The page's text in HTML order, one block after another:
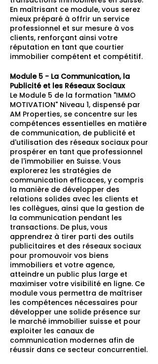
En maîtrisant ce module, vous serez
mieux préparé à offrir un service
professionnel et sur mesure à vos
clients, renforçant ainsi votre
réputation en tant que courtier
immobilier compétent et compétitif.
Module 5 - La Communication, la
Publicité et les Réseaux Sociaux
Le Module 5 de la formation "IMMO
MOTIVATION" Niveau 1, dispensé par
AM Properties, se concentre sur les
compétences essentielles en matière
de communication, de publicité et
d'utilisation des réseaux sociaux pour
prospérer en tant que professionnel
de l'immobilier en Suisse. Vous
explorerez les stratégies de
communication efficaces, y compris
la manière de développer des
relations solides avec les clients et
les collègues, ainsi que la gestion de
la communication pendant les
transactions. De plus, vous
apprendrez à tirer parti des outils
publicitaires et des réseaux sociaux
pour promouvoir vos biens
immobiliers et votre agence,
atteindre un public plus large et
maximiser votre visibilité en ligne. Ce
module vous permettra de maîtriser
les compétences nécessaires pour
développer une solide présence sur
le marché immobilier suisse et pour
exploiter les canaux de
communication modernes afin de
réussir dans ce secteur concurrentiel.